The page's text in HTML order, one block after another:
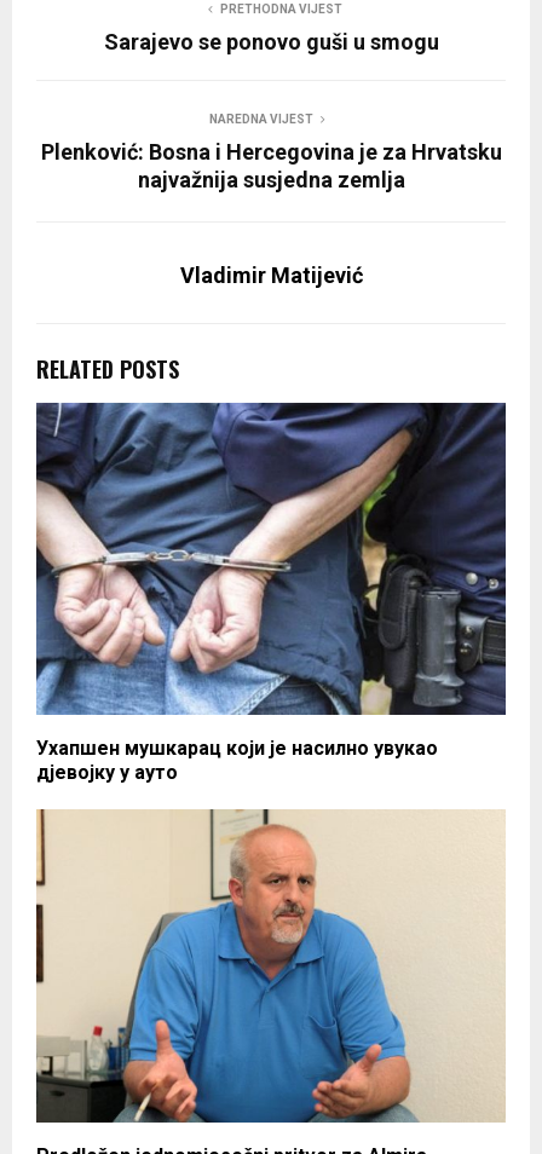
PRETHODNA VIJEST
Sarajevo se ponovo guši u smogu
NAREDNA VIJEST
Plenković: Bosna i Hercegovina je za Hrvatsku
najvažnija susjedna zemlja
Vladimir Matijević
RELATED POSTS
Ухапшен мушкарац који је насилно увукао
дјевојку у ауто